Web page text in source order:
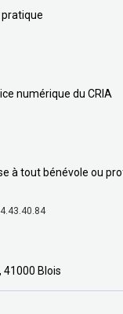
pratique
numérique du CRIA
à tout bénévole ou
41000 Blois